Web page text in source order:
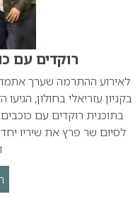
רוקדים עם
בקניון עזריאלי בחולון,
בתוכנית רוקדים עם
לסיום שר פרץ את שיריו